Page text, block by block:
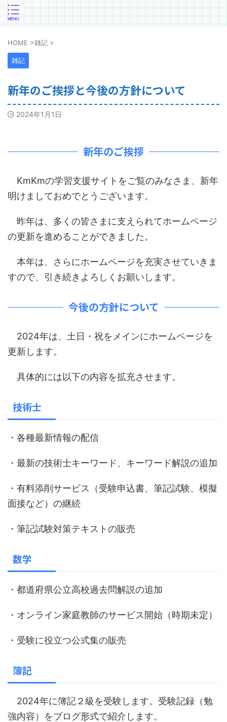
HOME >雑記 >
雑記
新年のご挨拶と今後の方針について
2024年1月1日
新年のご挨拶
KmKmの学習支援サイトをご覧のみなさま、新年
明けましておめでとうございます。
昨年は、多くの皆さまに支えられてホームページ
の更新を進めることができました。
本年は、さらにホームページを充実させていきま
すので、引き続きよろしくお願いします。
今後の方針について
2024年は、土日・祝をメインにホームページを
更新します。
具体的には以下の内容を拡充させます。
技術士
・各種最新情報の配信
・最新の技術士キーワード、キーワード解説の追加
・有料添削サービス（受験申込書、筆記試験、模擬
面接など）の継続
・筆記試験対策テキストの販売
数学
・都道府県公立高校過去問解説の追加
・オンライン家庭教師のサービス開始（時期未定）
・受験に役立つ公式集の販売
簿記
2024年に簿記２級を受験します。受験記録（勉
強内容）をブログ形式で紹介します。